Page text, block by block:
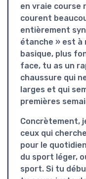
en vraie course
courent
entièrement
étanche » est à
basique, plus
face, tu as un
chaussure qui
larges et qui
premières
Concrètement,
ceux qui
pour le
du sport léger,
sport. Si tu